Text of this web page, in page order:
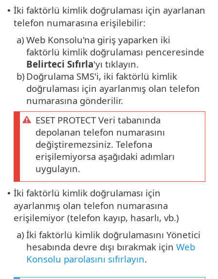
• İki faktörlü kimlik doğrulaması için ayarlanan
telefon numarasına erişilebilir:
a) Web Konsolu'na giriş yaparken iki
faktörlü kimlik doğrulaması penceresinde
Belirteci Sıfırla'yı tıklayın.
b) Doğrulama SMS'i, iki faktörlü kimlik
doğrulaması için ayarlanmış olan telefon
numarasına gönderilir.
ESET PROTECT Veri tabanında
depolanan telefon numarasını
değiştiremezsiniz. Telefona
erişilemiyorsa aşağıdaki adımları
uygulayın.
• İki faktörlü kimlik doğrulaması için
ayarlanmış olan telefon numarasına
erişilemiyor (telefon kayıp, hasarlı, vb.)
a) İki faktörlü kimlik doğrulamasını Yönetici
hesabında devre dışı bırakmak için Web
Konsolu parolasını sıfırlayın.